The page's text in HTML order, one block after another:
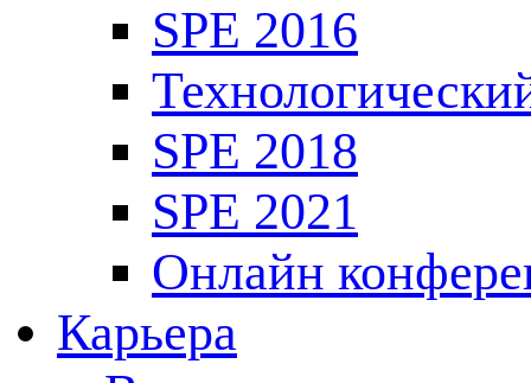
SPE 2016
SPE 2018
SPE 2021
Онлайн
Карьера